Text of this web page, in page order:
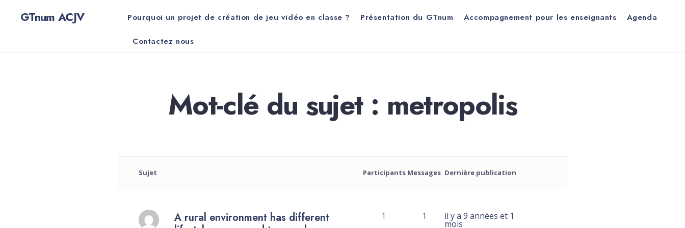
GTnum ACJV Pourquoi un projet de création de jeu vidéo en classe ? Présentation du GTnum Accompagnement pour les enseignants Agenda
Contactez nous
Mot-clé du sujet : metropolis
Sujet Participants Messages Dernière publication
A rural environment has different
1 1 il y a 9 années et 1
mois